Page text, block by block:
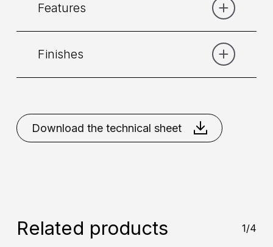
Features
Installation: External
Finishes
Bronze Chrome Copper Gold
Black
Matt Bronze
Matt
White
Natural Brass
Nikel
Download the technical sheet
Related products 1/4